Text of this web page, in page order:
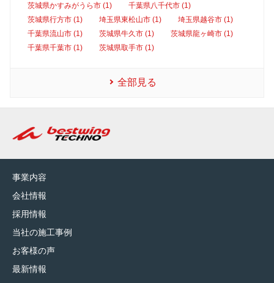
茨城県かすみがうら市 (1)
千葉県八千代市 (1)
茨城県行方市 (1)
埼玉県東松山市 (1)
埼玉県越谷市 (1)
千葉県流山市 (1)
茨城県牛久市 (1)
茨城県龍ヶ崎市 (1)
千葉県千葉市 (1)
茨城県取手市 (1)
全部見る
事業内容
会社情報
採用情報
当社の施工事例
お客様の声
最新情報